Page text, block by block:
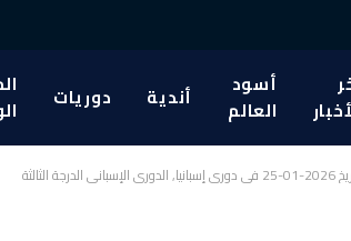
أسود
العالم
أندية دوريات